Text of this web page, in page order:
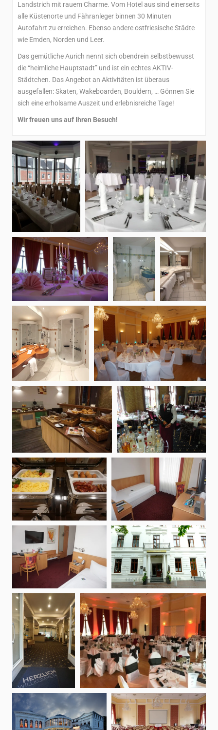
Landstrich mit rauem Charme. Vom Hotel aus sind einerseits
alle Küstenorte und Fähranleger binnen 30 Minuten
Autofahrt zu erreichen. Ebenso andere ostfriesische Städte
wie Emden, Norden und Leer.
Das gemütliche Aurich nennt sich obendrein selbstbewusst
die “heimliche Hauptstadt” und ist ein echtes AKTIV-
Städtchen. Das Angebot an Aktivitäten ist überaus
ausgefallen: Skaten, Wakeboarden, Bouldern, … Gönnen Sie
sich eine erholsame Auszeit und erlebnisreiche Tage!
Wir freuen uns auf Ihren Besuch!